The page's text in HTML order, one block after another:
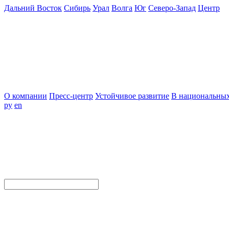
Дальний Восток Сибирь Урал Волга Юг Северо-Запад Центр
О компании Пресс-центр Устойчивое развитие В
ру en